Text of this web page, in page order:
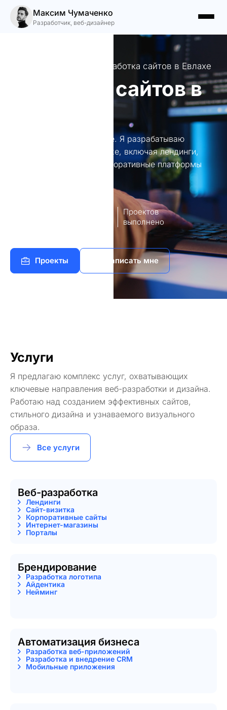
Максим Чумаченко
Разработчик, веб-дизайнер
Профессиональная разработка сайтов в Евлахе
Создание сайтов в
Создание сайтов в Евлахе. Я разрабатываю
уникальные сайты в Евлахе, включая лендинги,
интернет-магазины и корпоративные платформы
Проектов
выполнено
Проекты Написать мне
Услуги
Я предлагаю комплекс услуг, охватывающих
ключевые направления веб-разработки и дизайна.
Работаю над созданием эффективных сайтов,
стильного дизайна и узнаваемого визуального
образа.
Все услуги
Веб-разработка
Лендинги
Сайт-визитка
Корпоративные сайты
Интернет-магазины
Порталы
Брендирование
Разработка логотипа
Айдентика
Нейминг
Автоматизация бизнеса
Разработка веб-приложений
Разработка и внедрение CRM
Мобильные приложения